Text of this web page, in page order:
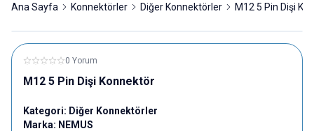
Ana Sayfa Konnektörler Diğer Konnektörler M12 5 Pin Dişi
0 Yorum
M12 5 Pin Dişi Konnektör
Kategori: Diğer Konnektörler
Marka: NEMUS